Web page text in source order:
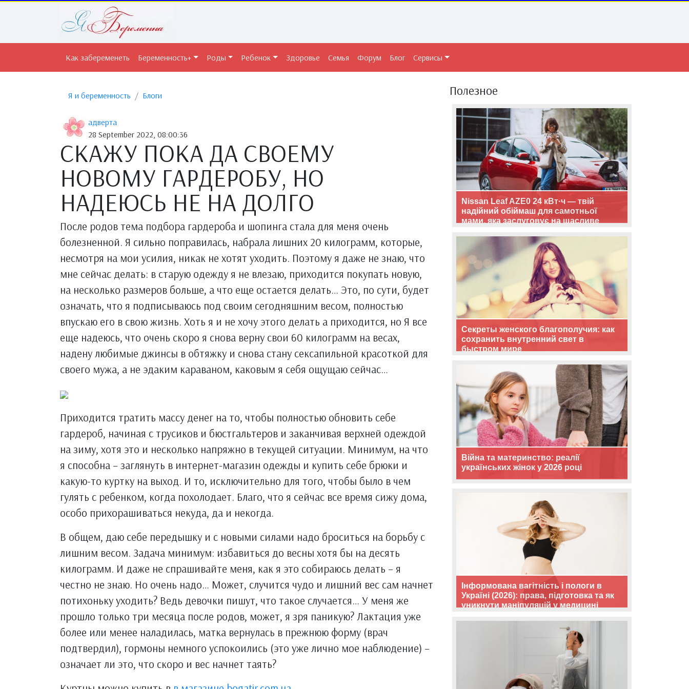
Как забеременеть Беременность+ Роды Ребенок Здоровье Семья Форум Блог Сервисы
Я и беременность Блоги
адверта
28 September 2022, 08:00:36
СКАЖУ ПОКА ДА СВОЕМУ
НОВОМУ ГАРДЕРОБУ, НО
НАДЕЮСЬ НЕ НА ДОЛГО
После родов тема подбора гардероба и шопинга стала для меня очень
болезненной. Я сильно поправилась, набрала лишних 20 килограмм, которые,
несмотря на мои усилия, никак не хотят уходить. Поэтому я даже не знаю, что
мне сейчас делать: в старую одежду я не влезаю, приходится покупать новую,
на несколько размеров больше, а что еще остается делать… Это, по сути, будет
означать, что я подписываюсь под своим сегодняшним весом, полностью
впускаю его в свою жизнь. Хоть я и не хочу этого делать а приходится, но Я все
еще надеюсь, что очень скоро я снова верну свои 60 килограмм на весах,
надену любимые джинсы в обтяжку и снова стану сексапильной красоткой для
своего мужа, а не эдаким караваном, каковым я себя ощущаю сейчас…
Приходится тратить массу денег на то, чтобы полностью обновить себе
гардероб, начиная с трусиков и бюстгальтеров и заканчивая верхней одеждой
на зиму, хотя это и несколько напряжно в текущей ситуации. Минимум, на что
я способна – заглянуть в интернет-магазин одежды и купить себе брюки и
какую-то куртку на выход. И то, исключительно для того, чтобы было в чем
гулять с ребенком, когда похолодает. Благо, что я сейчас все время сижу дома,
особо прихорашиваться некуда, да и некогда.
В общем, даю себе передышку и с новыми силами надо броситься на борьбу с
лишним весом. Задача минимум: избавиться до весны хотя бы на десять
килограмм. И даже не спрашивайте меня, как я это собираюсь делать – я
честно не знаю. Но очень надо… Может, случится чудо и лишний вес сам начнет
потихоньку уходить? Ведь девочки пишут, что такое случается… У меня же
прошло только три месяца после родов, может, я зря паникую? Лактация уже
более или менее наладилась, матка вернулась в прежнюю форму (врач
подтвердил), гормоны немного успокоились (это уже лично мое наблюдение) –
означает ли это, что скоро и вес начнет таять?
Полезное
Nissan Leaf AZE0 24 кВт·ч — твій
надійний обіймаш для самотньої
мами, яка заслуговує на щасливе
Секреты женского благополучия: как
сохранить внутренний свет в
быстром мире
Війна та материнство: реалії
українських жінок у 2026 році
Інформована вагітність і пологи в
Україні (2026): права, підготовка та як
уникнути маніпуляцій у медицині